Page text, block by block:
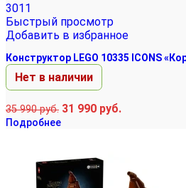
3011
Быстрый просмотр
Добавить в избранное
Конструктор LEGO 10335 ICONS
Нет в наличии
35 990руб. 31 990 руб.
Подробнее